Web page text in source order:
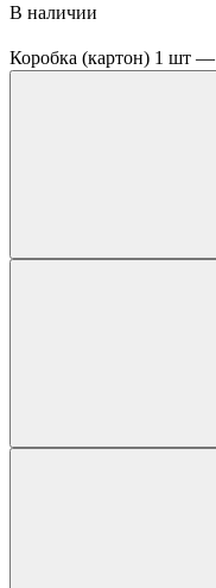
В наличии
Коробка (картон) 1 шт —